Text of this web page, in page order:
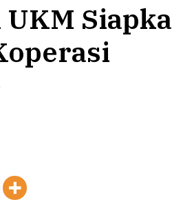
Ekonomi Rakyat
Perbankan & Asuransi
Korporasi